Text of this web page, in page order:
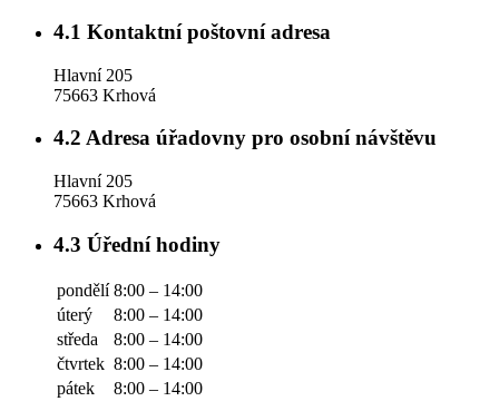
4.1 Kontaktní poštovní adresa
Hlavní 205
75663 Krhová
4.2 Adresa úřadovny pro osobní návštěvu
Hlavní 205
75663 Krhová
4.3 Úřední hodiny
pondělí 8:00 – 14:00
úterý
8:00 – 14:00
středa
8:00 – 14:00
čtvrtek 8:00 – 14:00
pátek
8:00 – 14:00